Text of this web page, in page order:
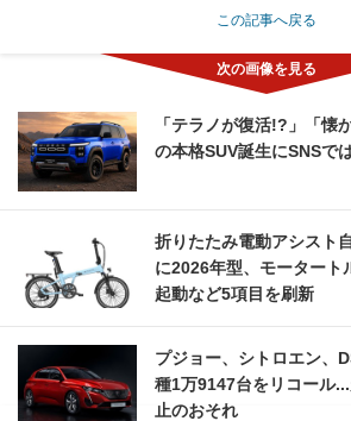
この記事へ戻る
「テラノが復活!?」「懐
の本格SUV誕生にSNSで
折りたたみ電動アシスト
に2026年型、モータート
起動など5項目を刷新
プジョー、シトロエン、
種1万9147台をリコール
止のおそれ